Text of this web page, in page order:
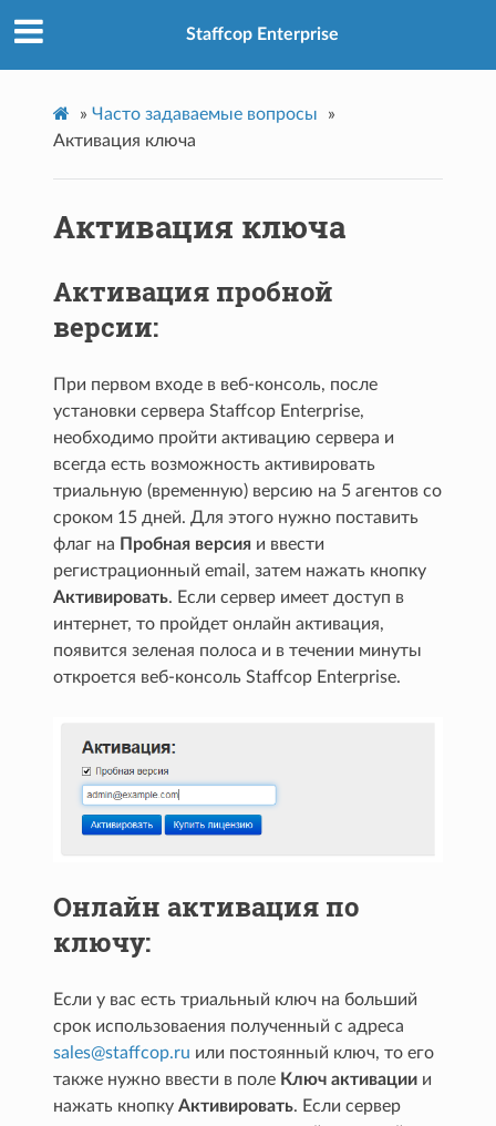
Staffcop Enterprise
» Часто задаваемые вопросы
»
Активация ключа
Активация ключа
Активация пробной
версии:
При первом входе в веб-консоль, после
установки сервера Staffcop Enterprise,
необходимо пройти активацию сервера и
всегда есть возможность активировать
триальную (временную) версию на 5 агентов со
сроком 15 дней. Для этого нужно поставить
флаг на Пробная версия и ввести
регистрационный email, затем нажать кнопку
Активировать. Если сервер имеет доступ в
интернет, то пройдет онлайн активация,
появится зеленая полоса и в течении минуты
откроется веб-консоль Staffcop Enterprise.
Онлайн активация по
ключу:
Если у вас есть триальный ключ на больший
срок использоваения полученный с адреса
sales@staffcop.ru или постоянный ключ, то его
также нужно ввести в поле Ключ активации и
нажать кнопкуАктивировать. Если сервер